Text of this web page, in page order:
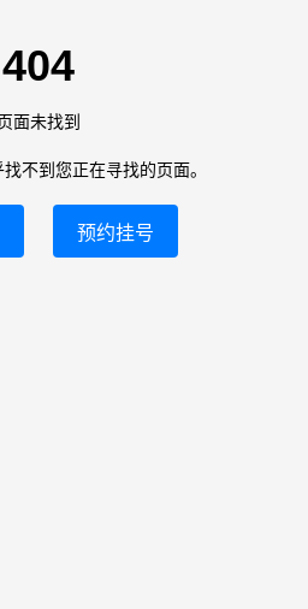
404
面未找到
不到您正在寻找的页面。
预约挂号